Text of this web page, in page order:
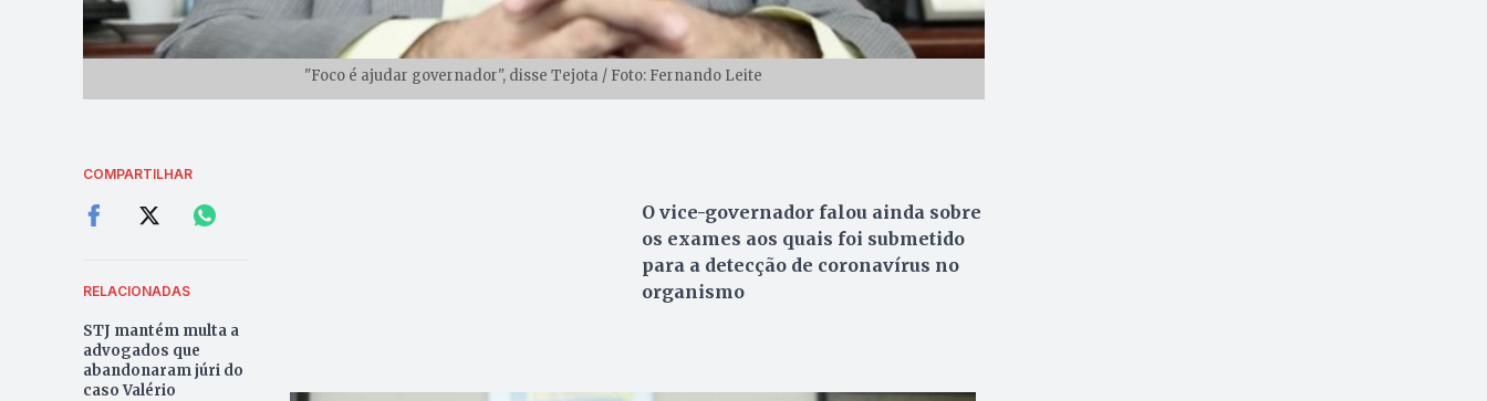
"Foco é ajudar governador", disse Tejota / Foto: Fernando Leite
COMPARTILHAR
RELACIONADAS
STJ mantém multa a
advogados que
abandonaram júri do
caso Valério
O vice-governador falou ainda sobre
os exames aos quais foi submetido
para a detecção de coronavírus no
organismo